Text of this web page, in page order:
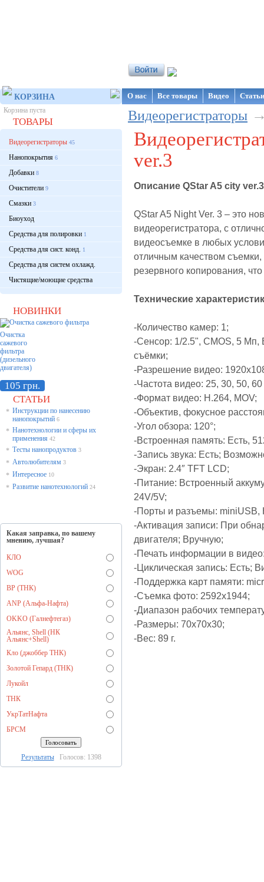
КОРЗИНА
Корзина пуста
ТОВАРЫ
Видеорегистраторы 45
Нанопокрытия 6
Добавки 8
Очистители 9
Смазки 3
Биоуход
Средства для полировки 1
Средства для сист. конд. 1
Средства для систем охлажд.
Чистящие/моющие средства
НОВИНКИ
Очистка
сажевого
фильтра
(дизельного
двигателя)
105 грн.
СТАТЬИ
* Инструкции по нанесению
нанопокрытий 6
* Нанотехнологии и сферы их
применения 42
* Тесты нанопродуктов 3
* Автолюбителям 3
* Интересное 10
* Развитие нанотехнологий 24
Какая заправка, по вашему
мнению, лучшая?
КЛО
WOG
BP (ТНК)
ANP (Альфа-Нафта)
OKKO (Галнефтегаз)
Альянс, Shell (НК
Альянс+Shell)
Кло (джоббер ТНК)
Золотой Гепард (ТНК)
Лукойл
ТНК
УкрТатНафта
БРСМ
РезультатыГолосов: 1398
О нас Все товары Видео
Видеорегистраторы
ver.3
Описание QStar A5 city
QStar A5 Night Ver. 3 – это
видеорегистратора, с
видеосъемке в любых
отличным качеством
резервного копирования,
Технические
-Количество камер: 1;
-Сенсор: 1/2.5", CMOS, 5 Мп,
съёмки;
-Разрешение видео:
-Частота видео: 25, 30, 50, 60
-Формат видео: H.264, MOV;
-Объектив, фокусное
-Угол обзора: 120°;
-Встроенная память: Есть,
-Запись звука: Есть;
-Экран: 2.4″ TFT LCD;
-Питание: Встроенный
24V/5V;
-Порты и разъемы: miniUSB,
-Активация записи: При
двигателя; Вручную;
-Печать информации в
-Циклическая запись: Есть;
-Поддержка карт памяти:
-Съемка фото: 2592х1944;
-Диапазон рабочих
-Размеры: 70x70x30;
-Вес: 89 г.